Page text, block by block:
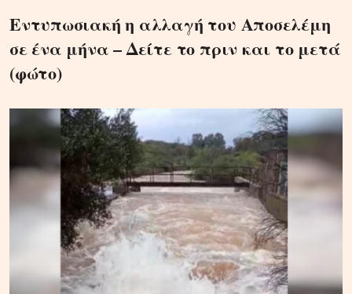
Εντυπωσιακή η αλλαγή του Αποσελέμη
σε ένα μήνα – Δείτε το πριν και το μετά
(φώτο)